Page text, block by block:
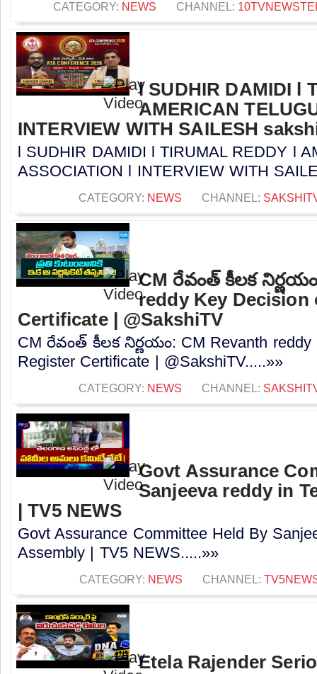
CATEGORY: NEWS CHANNEL:
l SUDHIR DAMIDI l
AMERICAN
INTERVIEW WITH SAILESH
l SUDHIR DAMIDI l TIRUMAL REDDY l
ASSOCIATION l INTERVIEW WITH
CATEGORY: NEWS CHANNEL:
CM రేవంత్ కీలక
reddy Key Decision
Certificate | @SakshiTV
CM రేవంత్ కీలక నిర్ణయం: CM Revanth reddy
Register Certificate | @SakshiTV.....»»
CATEGORY: NEWS CHANNEL:
Govt Assurance
Sanjeeva reddy in
| TV5 NEWS
Govt Assurance Committee Held By
Assembly | TV5 NEWS.....»»
CATEGORY: NEWS CHANNEL:
Etela Rajender